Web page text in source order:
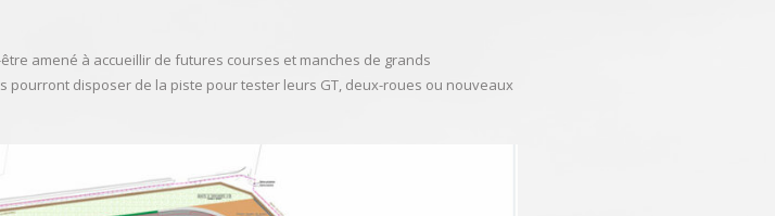
amené à accueillir de futures courses et manches de grands
disposer de la piste pour tester leurs GT, deux-roues ou nouveaux